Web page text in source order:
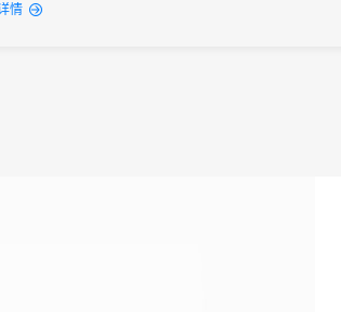
次召开关于数字经济发展的大会。本次大会形式多样，涵盖
情